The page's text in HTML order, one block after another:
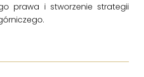
prawa i stworzenie strategii